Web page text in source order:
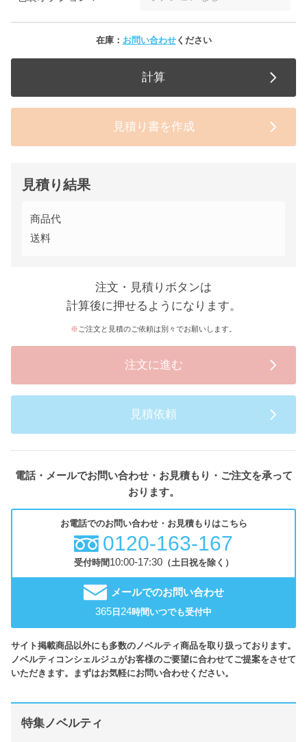
在庫： お問い合わせください
計算
見積り書を作成
見積り結果
商品代
送料
注文・見積りボタンは
計算後に押せるようになります。
ご注文と見積のご依頼は別々でお願いします。
注文に進む
見積依頼
電話・メールでお問い合わせ・お見積もり・ご注文を承って
おります。
お電話でのお問い合わせ・お見積もりはこちら
0120-163-167
受付時間10:00-17:30（土日祝を除く）
メールでのお問い合わせ
365日24時間いつでも受付中
サイト掲載商品以外にも多数のノベルティ商品を取り扱っております。
ノベルティコンシェルジュがお客様のご要望に合わせてご提案をさせて
いただきます。まずはお気軽にお問い合わせください。
特集ノベルティ